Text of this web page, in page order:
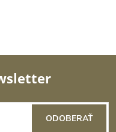
ODOBERAŤ